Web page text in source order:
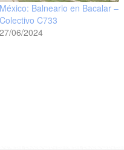
México: Balneario en Bacalar –
Colectivo C733
27/06/2024